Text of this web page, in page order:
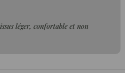
léger, confortable et non